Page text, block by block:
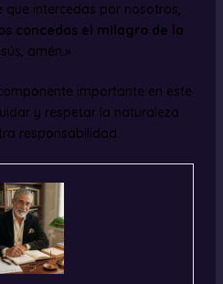
que intercedas por nosotros,
concedas el milagro de la
amén.»
importante en este
y respetar la naturaleza
responsabilidad.